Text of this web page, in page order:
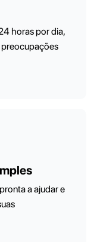
horas por dia,
a ajudar e